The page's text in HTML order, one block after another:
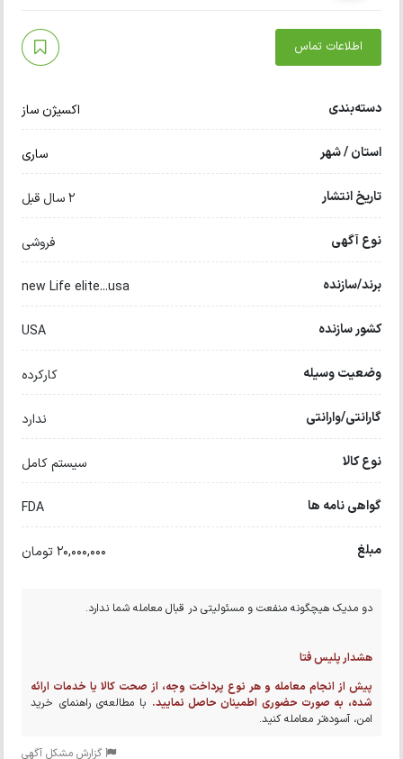
اطلاعات تماس
دسته‌بندی اکسیژن ساز
استان / شهر ساری
تاریخ انتشار 2 سال قبل
نوع آگهی فروشی
برند/سازنده new Life elite...usa
کشور سازنده USA
وضعیت وسیله کارکرده
گارانتی/وارانتی ندارد
نوع کالا سیستم کامل
گواهی نامه ها FDA
مبلغ 20,000,000 تومان
دو مدیک هیچگونه منفعت و مسئولیتی در قبال معامله شما ندارد.
هشدار پلیس فتا
پیش از انجام معامله و هر نوع پرداخت وجه، از صحت کالا یا خدمات ارائه
شده، به صورت حضوری اطمینان حاصل نمایید. با مطالعه‌ی راهنمای خرید
امن، آسوده‌تر معامله کنید.
گزارش مشکل آگهی